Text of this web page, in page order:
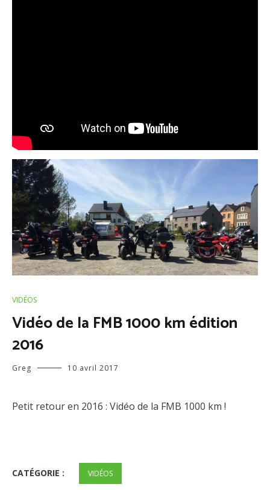
VIDÉOS
Vidéo de la FMB 1000 km édition
2016
Greg 10 avril 2017
Petit retour en 2016 : Vidéo de la FMB 1000 km !
CATÉGORIE : VIDÉOS